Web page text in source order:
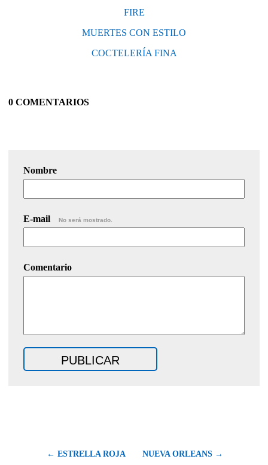
FIRE
MUERTES CON ESTILO
COCTELERÍA FINA
0 COMENTARIOS
Nombre
E-mail No será mostrado.
Comentario
← ESTRELLA ROJA NUEVA ORLEANS →